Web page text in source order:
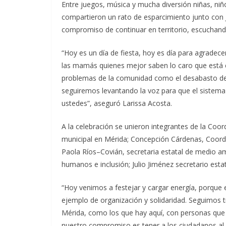
Entre juegos, música y mucha diversión niñas,
compartieron un rato de esparcimiento junto con
compromiso de continuar en territorio,
“Hoy es un día de fiesta, hoy es día para
las mamás quienes mejor saben lo caro que
problemas de la comunidad como el desabasto
seguiremos levantando la voz para que el
ustedes”, aseguró Larissa Acosta.
A la celebración se unieron integrantes de la
municipal en Mérida; Concepción Cárdenas,
Paola Ríos–Covián, secretaria estatal de medio
humanos e inclusión; Julio Jiménez secretario
“Hoy venimos a festejar y cargar energía,
ejemplo de organización y solidaridad.
Mérida, como los que hay aquí, con personas